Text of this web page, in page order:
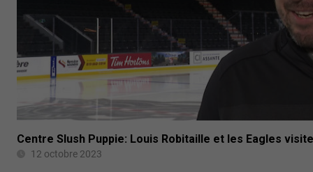
Centre Slush Puppie: Louis Robitaille et les Eagles
12 octobre 2023